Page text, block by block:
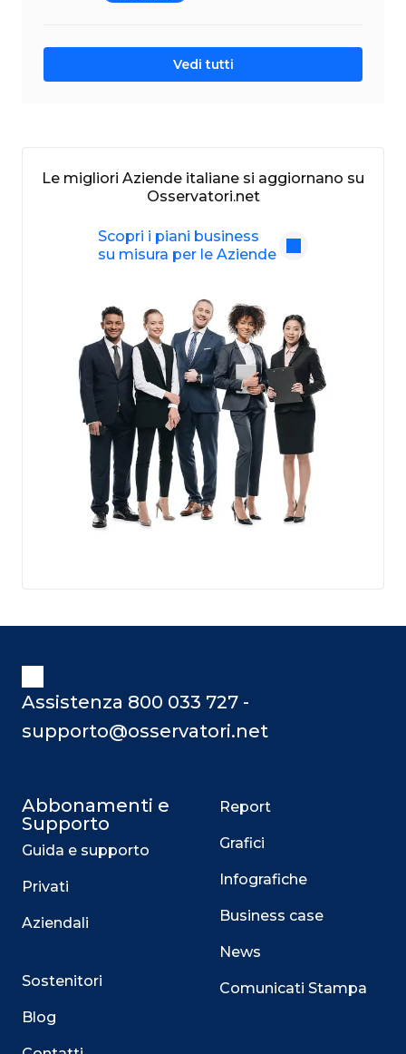
Vedi tutti
Le migliori Aziende italiane si aggiornano su
Osservatori.net
Scopri i piani business
su misura per le Aziende
Assistenza 800 033 727 -
supporto@osservatori.net
Abbonamenti e
Supporto
Guida e supporto
Privati
Aziendali
Sostenitori
Blog
Report
Grafici
Infografiche
Business case
News
Comunicati Stampa